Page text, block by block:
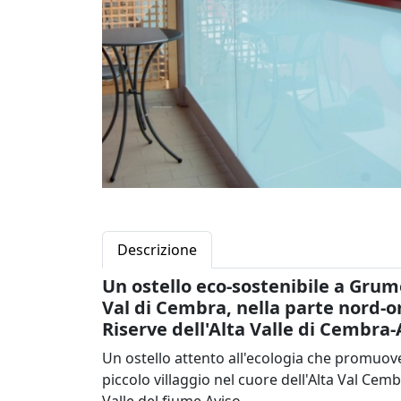
Descrizione
Un ostello eco-sostenibile a
Val di Cembra, nella parte nord-
Riserve dell'Alta Valle di
Un ostello attento all'ecologia che
piccolo villaggio nel cuore dell'Alta Val